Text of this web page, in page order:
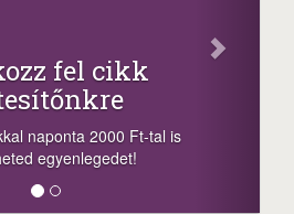
fel cikk
2000 Ft-tal is
egyenlegedet!